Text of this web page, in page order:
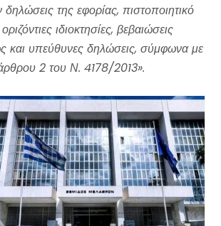
της εφορίας, πιστοποιητικό
ιδιοκτησίες, βεβαιώσεις
και υπεύθυνες δηλώσεις, σύμφωνα με
2 του Ν. 4178/2013».